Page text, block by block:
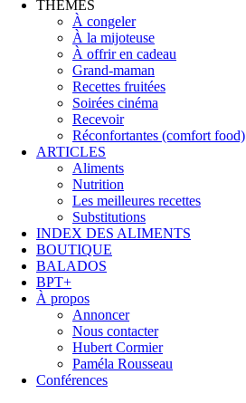
THÈMES
À congeler
À la mijoteuse
À offrir en cadeau
Grand-maman
Recettes fruitées
Soirées cinéma
Recevoir
Réconfortantes (comfort food)
ARTICLES
Aliments
Nutrition
Les meilleures recettes
Substitutions
INDEX DES ALIMENTS
BOUTIQUE
BALADOS
BPT+
À propos
Annoncer
Nous contacter
Hubert Cormier
Paméla Rousseau
Conférences